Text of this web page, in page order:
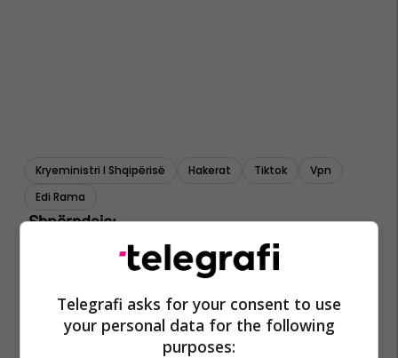
Kryeministri I Shqipërisë Hakerat Tiktok
Vpn
Edi Rama
Telegrafi asks for your consent to use
your personal data for the following
purposes: